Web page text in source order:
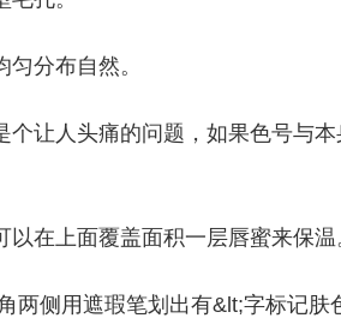
分布自然。
个让人头痛的问题，如果色号与
在上面覆盖面积一层唇蜜来保温
两侧用遮瑕笔划出有&lt;字标记